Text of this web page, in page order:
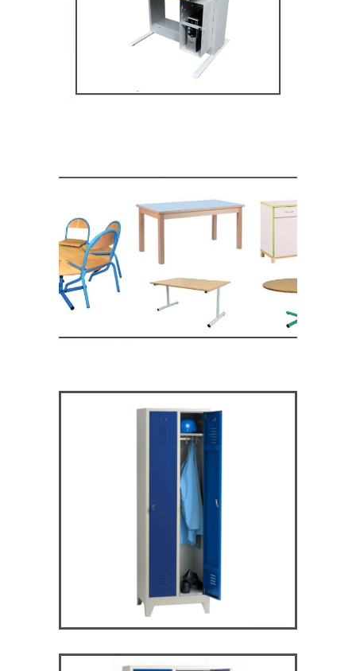
Mobilier multimédia
MOBILIER SCOLAIRE
Mobilier de restauration,
espace cantine
MOBILIER SCOLAIRE
ARV2P – Vestiaire industrie